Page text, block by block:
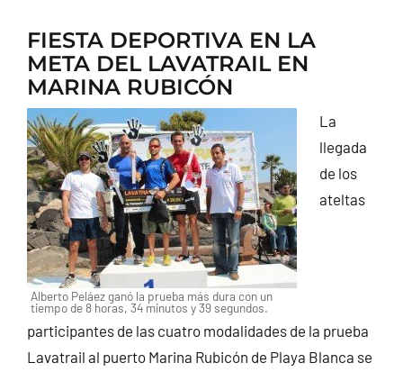
FIESTA DEPORTIVA EN LA
META DEL LAVATRAIL EN
MARINA RUBICÓN
Alberto Peláez ganó la prueba más dura con un
tiempo de 8 horas, 34 minutos y 39 segundos.
La
llegada
de los
ateltas
participantes de las cuatro modalidades de la prueba
Lavatrail al puerto Marina Rubicón de Playa Blanca se